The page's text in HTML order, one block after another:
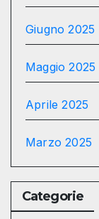
Giugno 2025
Maggio 2025
Aprile 2025
Marzo 2025
Categorie